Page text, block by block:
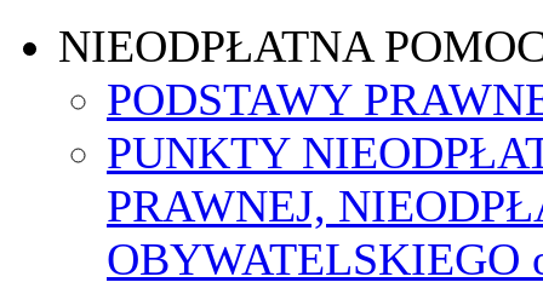
NIEODPŁATNA
PODSTAWY
PUNKTY
PRAWNEJ,
OBYWATELSKIEGO